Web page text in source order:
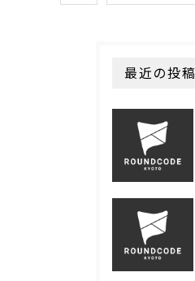
最近の投稿